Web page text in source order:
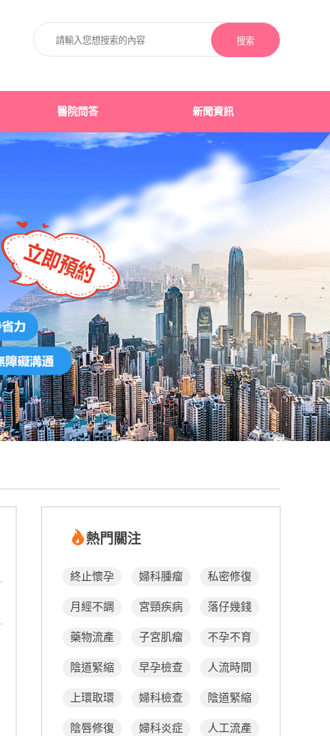
搜索
醫院問答 新聞資訊
熱門關注
終止懷孕 婦科腫瘤 私密修復
月經不調 宮頸疾病 落仔幾錢
藥物流產 子宮肌瘤 不孕不育
陰道緊縮 早孕檢查 人流時間
上環取環 婦科檢查 陰道緊縮
陰唇修復 婦科炎症 人工流產